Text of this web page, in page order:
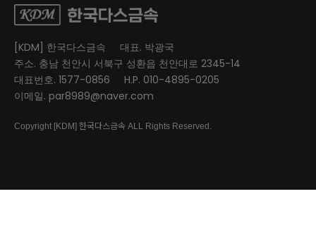
[KDM] 한국다스금속
대표. 박광국
주소. 충남 천안시 서북구 성환읍 천안대로 2345-14
대표번호. 1577-0856
H.P. 010-4895-0205
이메일. par8989@naver.com
Copyright [KDM] 한국다스금속 ALL Rights Reserved.